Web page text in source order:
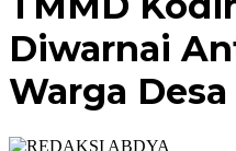
Diwarnai
Warga Desa